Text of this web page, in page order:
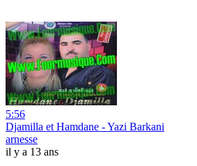
5:56
Djamilla et Hamdane - Yazi Barkani
arnesse
il y a 13 ans